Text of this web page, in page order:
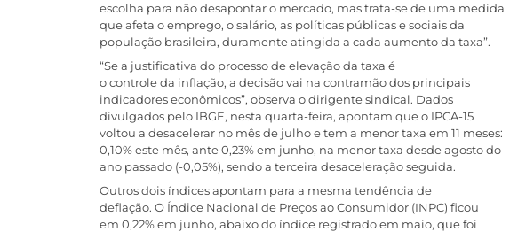
escolha para não desapontar o mercado, mas trata-se de uma medida
que afeta o emprego, o salário, as políticas públicas e sociais da
população brasileira, duramente atingida a cada aumento da taxa”.
“Se a justificativa do processo de elevação da taxa é
o controle da inflação, a decisão vai na contramão dos principais
indicadores econômicos”, observa o dirigente sindical. Dados
divulgados pelo IBGE, nesta quarta-feira, apontam que o IPCA-15
voltou a desacelerar no mês de julho e tem a menor taxa em 11 meses:
0,10% este mês, ante 0,23% em junho, na menor taxa desde agosto do
ano passado (-0,05%), sendo a terceira desaceleração seguida.
Outros dois índices apontam para a mesma tendência de
deflação. O Índice Nacional de Preços ao Consumidor (INPC) ficou
em 0,22% em junho, abaixo do índice registrado em maio, que foi